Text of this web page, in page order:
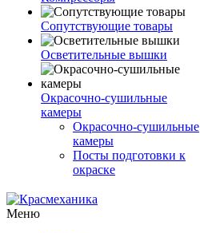
Сопутствующие товары
Осветительные вышки
Окрасочно-сушильные
камеры
Окрасочно-сушильные
камеры
Посты подготовки к
окраске
Меню